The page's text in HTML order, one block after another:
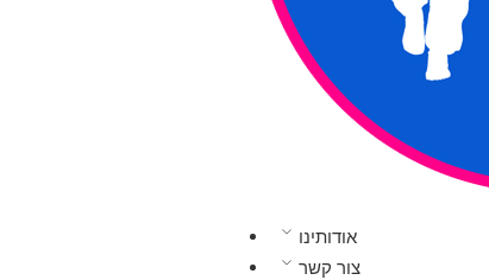
אודותינו
צור קשר